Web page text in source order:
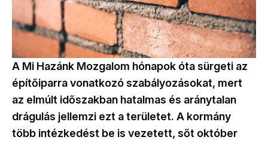
A Mi Hazánk Mozgalom hónapok óta sürgeti az
építőiparra vonatkozó szabályozásokat, mert
az elmúlt időszakban hatalmas és aránytalan
drágulás jellemzi ezt a területet. A kormány
több intézkedést be is vezetett, sőt október